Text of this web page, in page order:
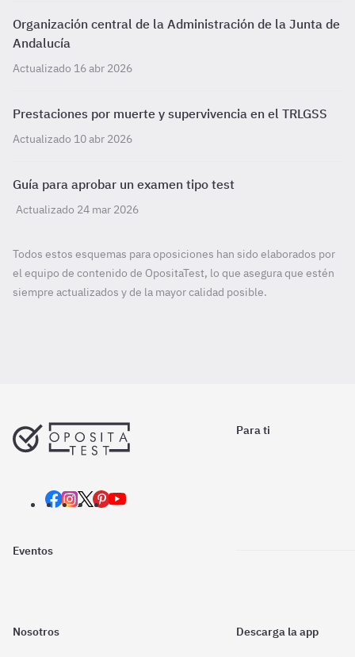
Organización central de la Administración de la Junta de
Andalucía
Actualizado 16 abr 2026
Prestaciones por muerte y supervivencia en el TRLGSS
Actualizado 10 abr 2026
Guía para aprobar un examen tipo test
Actualizado 24 mar 2026
Todos estos esquemas para oposiciones han sido elaborados por
el equipo de contenido de OpositaTest, lo que asegura que estén
siempre actualizados y de la mayor calidad posible.
Para ti
Eventos
Nosotros Descarga la app